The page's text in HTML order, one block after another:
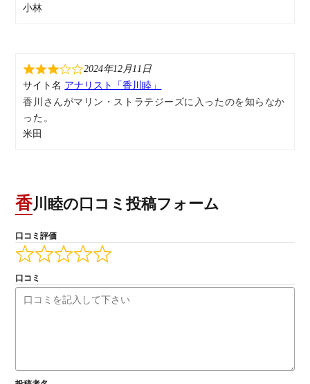
小林
2024年12月11日
サイト名 アナリスト「香川睦」
香川さんがマリン・ストラテジーズに入ったのを知らなか
った。
米田
香川睦の口コミ投稿フォーム
口コミ評価
口コミ